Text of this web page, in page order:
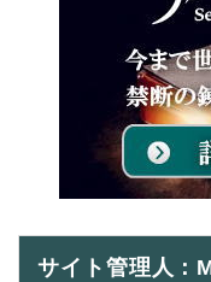
サイト管理人：